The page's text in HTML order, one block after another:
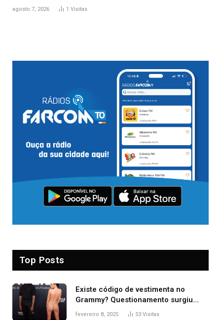
agosto 7, 2026 1 Visitas
Top Posts
Existe código de vestimenta no
Grammy? Questionamento surgiu
após Bianca Censori, mulher de
fevereiro 8, 2025 53 Visitas